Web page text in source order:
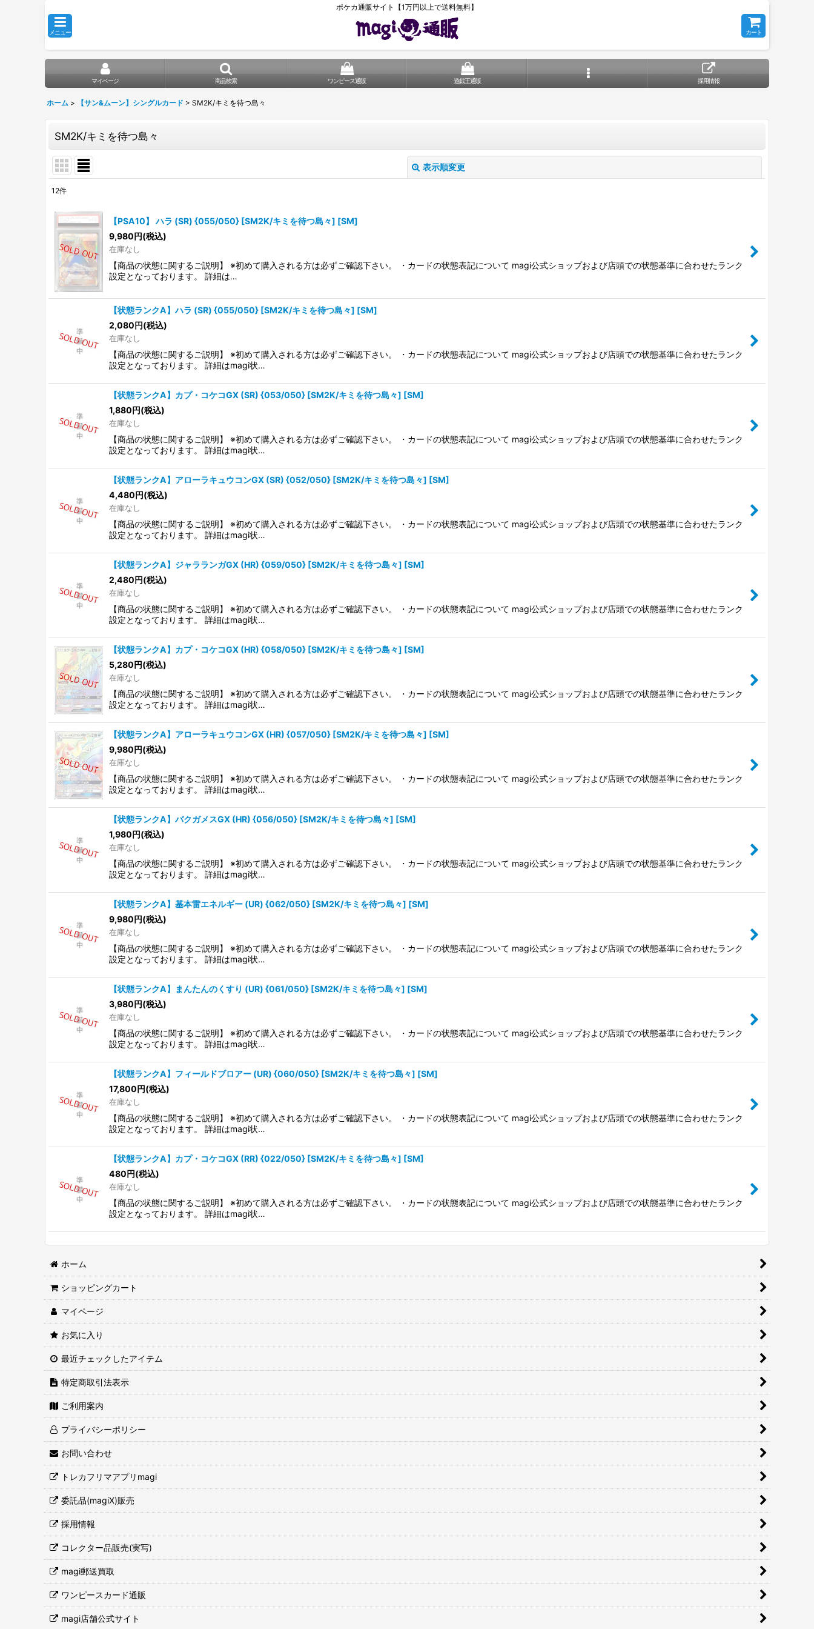
ポケカ通販サイト【1万円以上で送料無料】
メニュー カート
マイページ 商品検索 ワンピース通販 遊戯王通販 採用情報
ホーム > 【サン&ムーン】シングルカード > SM2K/キミを待つ島々
SM2K/キミを待つ島々
表示順変更
在庫あり
並び順:
12件
【PSA10】 ハラ (SR) {055/050} [SM2K/キミを待つ島々] [SM]
9,980円(税込)
在庫なし
【商品の状態に関するご説明】 ※初めて購入される方は必ずご確認下さい。 ・カードの状態表記について magi公式ショップおよび店頭での状態基準に合わせたランク
設定となっております。 詳細は…
【状態ランクA】ハラ (SR) {055/050} [SM2K/キミを待つ島々] [SM]
2,080円(税込)
在庫なし
【商品の状態に関するご説明】 ※初めて購入される方は必ずご確認下さい。 ・カードの状態表記について magi公式ショップおよび店頭での状態基準に合わせたランク
設定となっております。 詳細はmagi状…
【状態ランクA】カプ・コケコGX (SR) {053/050} [SM2K/キミを待つ島々] [SM]
1,880円(税込)
在庫なし
【商品の状態に関するご説明】 ※初めて購入される方は必ずご確認下さい。 ・カードの状態表記について magi公式ショップおよび店頭での状態基準に合わせたランク
設定となっております。 詳細はmagi状…
【状態ランクA】アローラキュウコンGX (SR) {052/050} [SM2K/キミを待つ島々] [SM]
4,480円(税込)
在庫なし
【商品の状態に関するご説明】 ※初めて購入される方は必ずご確認下さい。 ・カードの状態表記について magi公式ショップおよび店頭での状態基準に合わせたランク
設定となっております。 詳細はmagi状…
【状態ランクA】ジャラランガGX (HR) {059/050} [SM2K/キミを待つ島々] [SM]
2,480円(税込)
在庫なし
【商品の状態に関するご説明】 ※初めて購入される方は必ずご確認下さい。 ・カードの状態表記について magi公式ショップおよび店頭での状態基準に合わせたランク
設定となっております。 詳細はmagi状…
【状態ランクA】カプ・コケコGX (HR) {058/050} [SM2K/キミを待つ島々] [SM]
5,280円(税込)
在庫なし
【商品の状態に関するご説明】 ※初めて購入される方は必ずご確認下さい。 ・カードの状態表記について magi公式ショップおよび店頭での状態基準に合わせたランク
設定となっております。 詳細はmagi状…
【状態ランクA】アローラキュウコンGX (HR) {057/050} [SM2K/キミを待つ島々] [SM]
9,980円(税込)
在庫なし
【商品の状態に関するご説明】 ※初めて購入される方は必ずご確認下さい。 ・カードの状態表記について magi公式ショップおよび店頭での状態基準に合わせたランク
設定となっております。 詳細はmagi状…
【状態ランクA】バクガメスGX (HR) {056/050} [SM2K/キミを待つ島々] [SM]
1,980円(税込)
在庫なし
【商品の状態に関するご説明】 ※初めて購入される方は必ずご確認下さい。 ・カードの状態表記について magi公式ショップおよび店頭での状態基準に合わせたランク
設定となっております。 詳細はmagi状…
【状態ランクA】基本雷エネルギー (UR) {062/050} [SM2K/キミを待つ島々] [SM]
9,980円(税込)
在庫なし
【商品の状態に関するご説明】 ※初めて購入される方は必ずご確認下さい。 ・カードの状態表記について magi公式ショップおよび店頭での状態基準に合わせたランク
設定となっております。 詳細はmagi状…
【状態ランクA】まんたんのくすり (UR) {061/050} [SM2K/キミを待つ島々] [SM]
3,980円(税込)
在庫なし
【商品の状態に関するご説明】 ※初めて購入される方は必ずご確認下さい。 ・カードの状態表記について magi公式ショップおよび店頭での状態基準に合わせたランク
設定となっております。 詳細はmagi状…
【状態ランクA】フィールドブロアー (UR) {060/050} [SM2K/キミを待つ島々] [SM]
17,800円(税込)
在庫なし
【商品の状態に関するご説明】 ※初めて購入される方は必ずご確認下さい。 ・カードの状態表記について magi公式ショップおよび店頭での状態基準に合わせたランク
設定となっております。 詳細はmagi状…
【状態ランクA】カプ・コケコGX (RR) {022/050} [SM2K/キミを待つ島々] [SM]
480円(税込)
在庫なし
【商品の状態に関するご説明】 ※初めて購入される方は必ずご確認下さい。 ・カードの状態表記について magi公式ショップおよび店頭での状態基準に合わせたランク
設定となっております。 詳細はmagi状…
ホーム
ショッピングカート
マイページ
お気に入り
最近チェックしたアイテム
特定商取引法表示
ご利用案内
プライバシーポリシー
お問い合わせ
トレカフリマアプリmagi
委託品(magiX)販売
採用情報
コレクター品販売(実写)
magi郵送買取
ワンピースカード通販
magi店舗公式サイト